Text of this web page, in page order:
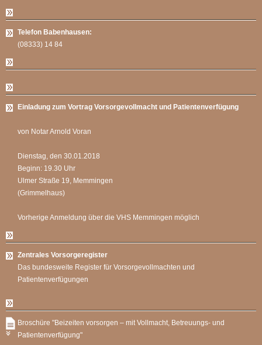
Telefon Babenhausen:
(08333) 14 84
Einladung zum Vortrag Vorsorgevollmacht und Patientenverfügung
von Notar Arnold Voran
Dienstag, den 30.01.2018
Beginn: 19.30 Uhr
Ulmer Straße 19, Memmingen
(Grimmelhaus)
Vorherige Anmeldung über die VHS Memmingen möglich
Zentrales Vorsorgeregister
Das bundesweite Register für Vorsorgevollmachten und
Patientenverfügungen
Broschüre "Beizeiten vorsorgen – mit Vollmacht, Betreuungs- und
Patientenverfügung"